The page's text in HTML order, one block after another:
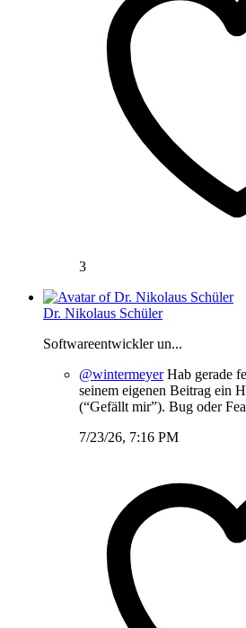
3
Dr. Nikolaus Schüler
Softwareentwickler un...
@wintermeyerHab gerade
seinem eigenen Beitrag ein
(“Gefällt mir”). Bug oder
7/23/26, 7:16 PM